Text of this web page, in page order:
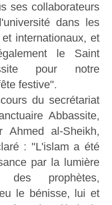
ses collaborateurs
dans les
internationaux, et
le Saint
pour notre
festive".
du secrétariat
Abbassite,
al-Sheikh,
: "L'islam a été
par la lumière
prophètes,
le bénisse, lui et